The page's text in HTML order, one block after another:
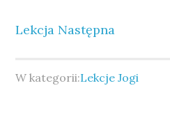
Lekcja Następna
W kategorii:Lekcje Jogi